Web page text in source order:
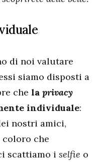
di noi valutare
siamo disposti a
che la privacy
individuale:
nostri amici,
che
scattiamo i selfie o